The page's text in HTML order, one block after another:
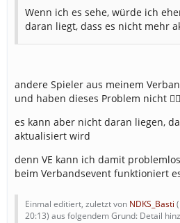
Wenn ich es sehe, würde ich
daran liegt, dass es nicht mehr
andere Spieler aus meinem
und haben dieses Problem nicht 🤷‍♂️
es kann aber nicht daran liegen,
aktualisiert wird
denn VE kann ich damit
beim Verbandsevent funktioniert
Einmal editiert, zuletzt von NDKS_Basti (
20:13) aus folgendem Grund: Detail